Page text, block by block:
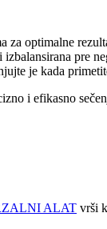
za optimalne
pre
je kada
i efikasno
ALAT vrši